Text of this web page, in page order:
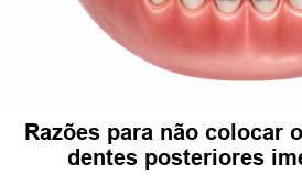
Razões para não colocar
dentes posteriores